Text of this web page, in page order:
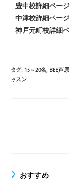
豊中校詳細ペー
中津校詳細ペー
神戸元町校詳細
タグ: 15～20名 BEE芦原
ッスン
おすすめ